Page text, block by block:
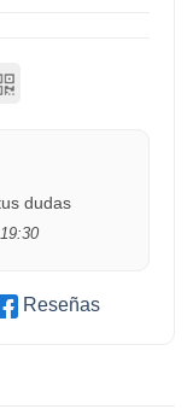
dudas
Reseñas